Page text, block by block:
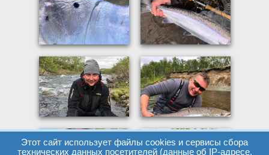
Этот сайт использует файлы cookies и сервисы сбора
технических данных посетителей (данные об IP-адресе,